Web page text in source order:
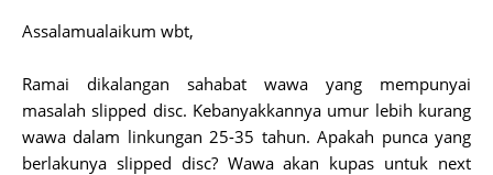
Assalamualaikum wbt,
Ramai dikalangan sahabat wawa yang mempunyai
masalah slipped disc. Kebanyakkannya umur lebih kurang
wawa dalam linkungan 25-35 tahun. Apakah punca yang
berlakunya slipped disc? Wawa akan kupas untuk next